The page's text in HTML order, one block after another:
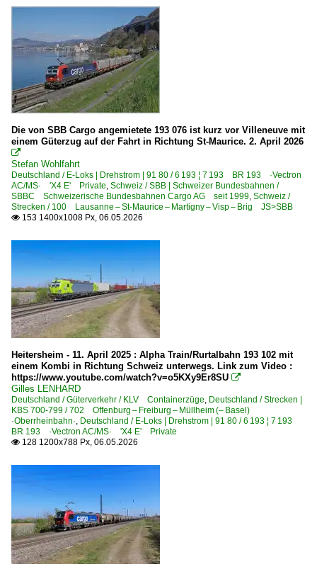
Die von SBB Cargo angemietete 193 076 ist kurz vor Villeneuve mit
einem Güterzug auf der Fahrt in Richtung St-Maurice. 2. April 2026

Stefan Wohlfahrt
Deutschland / E-Loks | Drehstrom | 91 80 / 6 193 ¦ 7 193 BR 193 ·Vectron
AC/MS· 'X4 E' Private Schweiz / SBB | Schweizer Bundesbahnen /
SBBC Schweizerische Bundesbahnen Cargo AG seit 1999 Schweiz /
Strecken / 100 Lausanne – St-Maurice – Martigny – Visp – Brig JS>SBB
 153 1400x1008 Px, 06.05.2026
Heitersheim - 11. April 2025 : Alpha Train/Rurtalbahn 193 102 mit
einem Kombi in Richtung Schweiz unterwegs. Link zum Video :
https://www.youtube.com/watch?v=o5KXy9Er8SU 
Gilles LENHARD
Deutschland / Güterverkehr / KLV Containerzüge Deutschland / Strecken |
KBS 700-799 / 702 Offenburg – Freiburg – Müllheim (– Basel)
·Oberrheinbahn· Deutschland / E-Loks | Drehstrom | 91 80 / 6 193 ¦ 7 193
BR 193 ·Vectron AC/MS· 'X4 E' Private
 128 1200x788 Px, 06.05.2026